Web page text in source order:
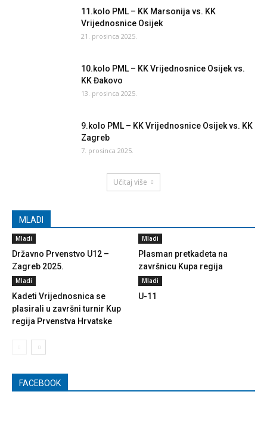
11.kolo PML – KK Marsonija vs. KK
Vrijednosnice Osijek
21. prosinca 2025.
10.kolo PML – KK Vrijednosnice Osijek vs.
KK Đakovo
13. prosinca 2025.
9.kolo PML – KK Vrijednosnice Osijek vs. KK
Zagreb
7. prosinca 2025.
Učitaj više
MLADI
Mladi
Državno Prvenstvo U12 –
Zagreb 2025.
Mladi
Plasman pretkadeta na
završnicu Kupa regija
Mladi
Kadeti Vrijednosnica se
plasirali u završni turnir Kup
regija Prvenstva Hrvatske
Mladi
U-11
FACEBOOK